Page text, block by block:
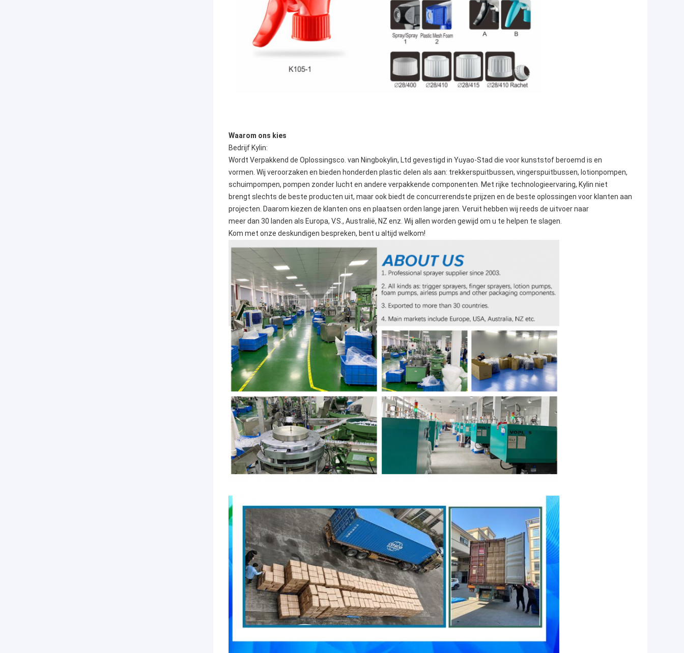
Waarom ons kies
Bedrijf Kylin:
Wordt Verpakkend de Oplossingsco. van Ningbokylin, Ltd gevestigd in Yuyao-Stad die voor kunststof beroemd is en
vormen. Wij veroorzaken en bieden honderden plastic delen als aan: trekkerspuitbussen, vingerspuitbussen, lotionpompen,
schuimpompen, pompen zonder lucht en andere verpakkende componenten. Met rijke technologieervaring, Kylin niet
brengt slechts de beste producten uit, maar ook biedt de concurrerendste prijzen en de beste oplossingen voor klanten aan
projecten. Daarom kiezen de klanten ons en plaatsen orden lange jaren. Veruit hebben wij reeds de uitvoer naar
meer dan 30 landen als Europa, V.S., Australië, NZ enz. Wij allen worden gewijd om u te helpen te slagen.
Kom met onze deskundigen bespreken, bent u altijd welkom!